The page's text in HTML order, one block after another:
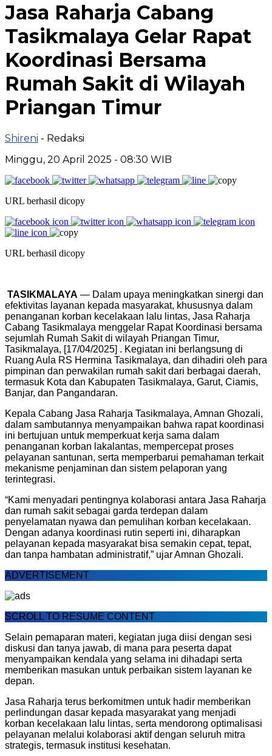
Jasa Raharja Cabang
Tasikmalaya Gelar Rapat
Koordinasi Bersama
Rumah Sakit di Wilayah
Priangan Timur
Shireni - Redaksi
Minggu, 20 April 2025 - 08:30 WIB
URL berhasil dicopy
URL berhasil dicopy
TASIKMALAYA — Dalam upaya meningkatkan sinergi dan
efektivitas layanan kepada masyarakat, khususnya dalam
penanganan korban kecelakaan lalu lintas, Jasa Raharja
Cabang Tasikmalaya menggelar Rapat Koordinasi bersama
sejumlah Rumah Sakit di wilayah Priangan Timur,
Tasikmalaya, [17/04/2025] . Kegiatan ini berlangsung di
Ruang Aula RS Hermina Tasikmalaya, dan dihadiri oleh para
pimpinan dan perwakilan rumah sakit dari berbagai daerah,
termasuk Kota dan Kabupaten Tasikmalaya, Garut, Ciamis,
Banjar, dan Pangandaran.
Kepala Cabang Jasa Raharja Tasikmalaya, Amnan Ghozali,
dalam sambutannya menyampaikan bahwa rapat koordinasi
ini bertujuan untuk memperkuat kerja sama dalam
penanganan korban lakalantas, mempercepat proses
pelayanan santunan, serta memperbarui pemahaman terkait
mekanisme penjaminan dan sistem pelaporan yang
terintegrasi.
“Kami menyadari pentingnya kolaborasi antara Jasa Raharja
dan rumah sakit sebagai garda terdepan dalam
penyelamatan nyawa dan pemulihan korban kecelakaan.
Dengan adanya koordinasi rutin seperti ini, diharapkan
pelayanan kepada masyarakat bisa semakin cepat, tepat,
dan tanpa hambatan administratif,” ujarAmnan Ghozali.
ADVERTISEMENT
SCROLL TO RESUME CONTENT
Selain pemaparan materi, kegiatan juga diisi dengan sesi
diskusi dan tanya jawab, di mana para peserta dapat
menyampaikan kendala yang selama ini dihadapi serta
memberikan masukan untuk perbaikan sistem layanan ke
depan.
Jasa Raharja terus berkomitmen untuk hadir memberikan
perlindungan dasar kepada masyarakat yang menjadi
korban kecelakaan lalu lintas, serta mendorong optimalisasi
pelayanan melalui kolaborasi aktif dengan seluruh mitra
strategis, termasuk institusi kesehatan.